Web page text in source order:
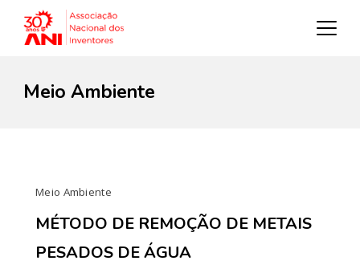
Meio Ambiente
Meio Ambiente
MÉTODO DE REMOÇÃO DE METAIS
PESADOS DE ÁGUA